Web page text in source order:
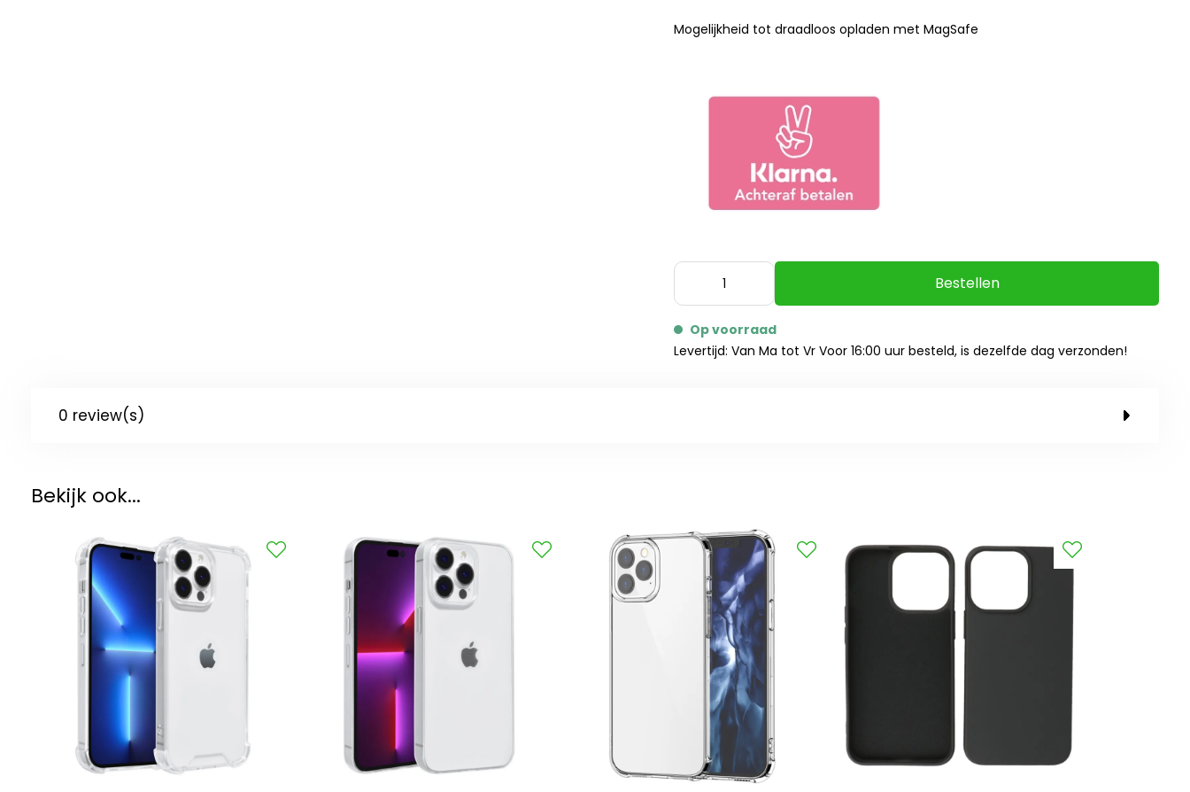
Mogelijkheid tot draadloos opladen met MagSafe
Bestellen
Op voorraad
Levertijd: Van Ma tot Vr Voor 16:00 uur besteld, is dezelfde dag verzonden!
0 review(s)
Bekijk ook...